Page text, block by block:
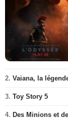
2. Vaiana, la
3. Toy Story 5
4. Des Minions et